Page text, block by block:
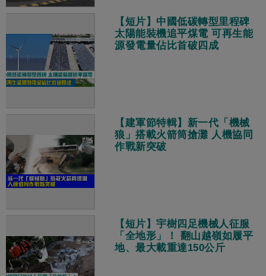
【短片】中國低碳轉型里程碑
太陽能裝機追平煤電 可再生能
源發電量佔比首破四成
【建軍節特輯】新一代「機械
狼」搭載火箭筒搶灘 人機協同
作戰新突破
【短片】宇樹四足機械人征服
「全地形」！ 翻山越嶺如履平
地、最大載重達150公斤